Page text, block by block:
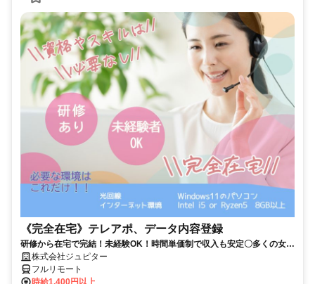
《完全在宅》テレアポ、データ内容登録
研修から在宅で完結！未経験OK！時間単価制で収入も安定〇多くの女性
の方が活躍中！隙間時間有効活用！
株式会社ジュピター
フルリモート
時給1,400円以上